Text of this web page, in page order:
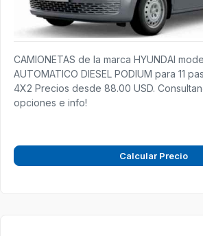
CAMIONETAS de la marca HYUNDAI
AUTOMATICO DIESEL PODIUM para 11
4X2 Precios desde 88.00 USD.
opciones e info!
Calcular Precio